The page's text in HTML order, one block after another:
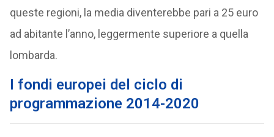
queste regioni, la media diventerebbe pari a 25 euro
ad abitante l’anno, leggermente superiore a quella
lombarda.
I fondi europei del ciclo di
programmazione 2014-2020